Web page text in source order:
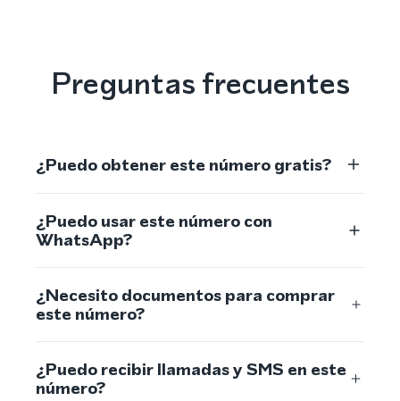
Preguntas frecuentes
¿Puedo obtener este número gratis?
¿Puedo usar este número con
WhatsApp?
¿Necesito documentos para comprar
este número?
¿Puedo recibir llamadas y SMS en este
número?